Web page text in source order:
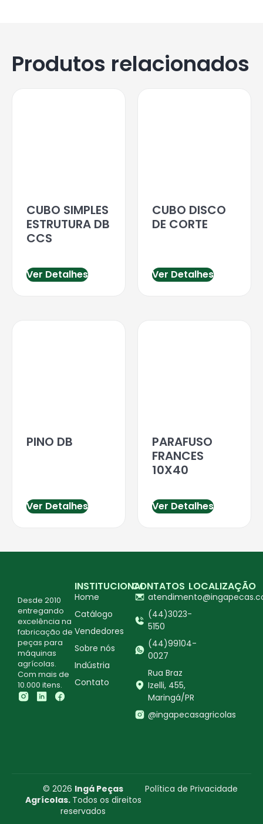
Produtos relacionados
CUBO SIMPLES
ESTRUTURA DB
CCS
Ver Detalhes
CUBO DISCO
DE CORTE
Ver Detalhes
PINO DB
Ver Detalhes
PARAFUSO
FRANCES
10X40
Ver Detalhes
Desde 2010
entregando
excelência na
fabricação de
peças para
máquinas
agrícolas.
Com mais de
10.000 itens.
INSTITUCIONAL
Home
Catálogo
Vendedores
Sobre nós
Indústria
Contato
CONTATOS
(44)3023-
5150
(44)99104-
0027
Rua Braz
Izelli, 455,
Maringá/PR
@ingapecasagricolas
LOCALIZAÇÃO
© 2026 Ingá Peças
Agrícolas. Todos os direitos
reservados
Política de Privacidade